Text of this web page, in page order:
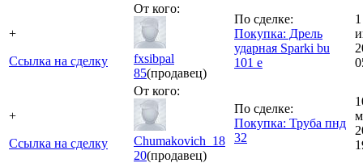
+
Ссылка на сделку
От кого:
fxsibpal
85(продавец)
По сделке:
Покупка: Дрель
ударная Sparki bu
101 e
1
+
Ссылка на сделку
От кого:
Chumakovich_18
20(продавец)
По сделке:
Покупка: Труба пнд
32